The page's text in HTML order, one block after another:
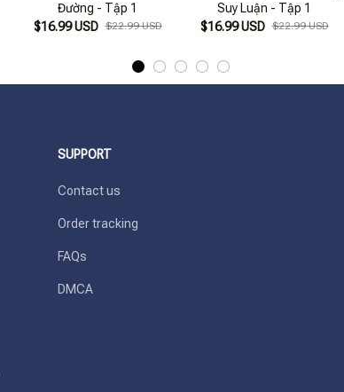
Đường - Tập 1
$16.99 USD $22.99 USD
Suy Luận - Tập 1
$16.99 USD $22.99 USD
SUPPORT
Contact us
Order tracking
FAQs
DMCA